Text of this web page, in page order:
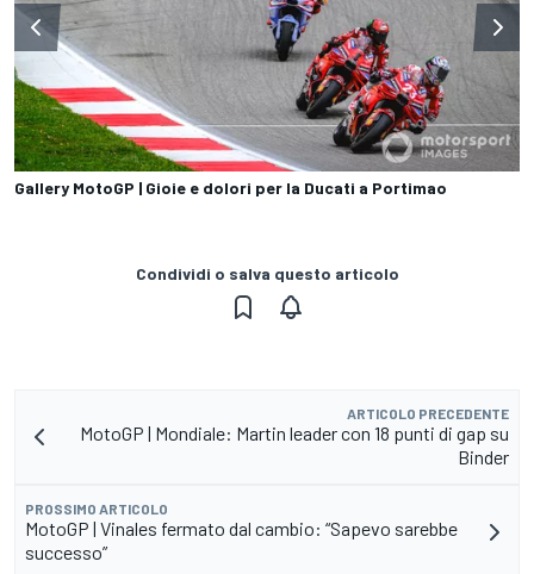
Gallery MotoGP | Gioie e dolori per la Ducati a Portimao
Condividi o salva questo articolo
ARTICOLO PRECEDENTE
MotoGP | Mondiale: Martin leader con 18 punti di gap su
Binder
PROSSIMO ARTICOLO
MotoGP | Vinales fermato dal cambio: “Sapevo sarebbe
successo”